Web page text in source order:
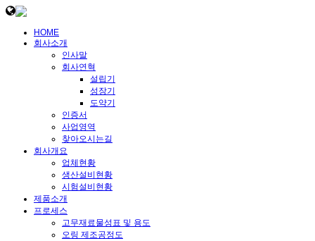
HOME
회사소개
인사말
회사연혁
설립기
성장기
도약기
인증서
사업영역
찾아오시는길
회사개요
업체현황
생산설비현황
시험설비현황
제품소개
프로세스
고무재료물성표 및 용도
오링 제조공정도